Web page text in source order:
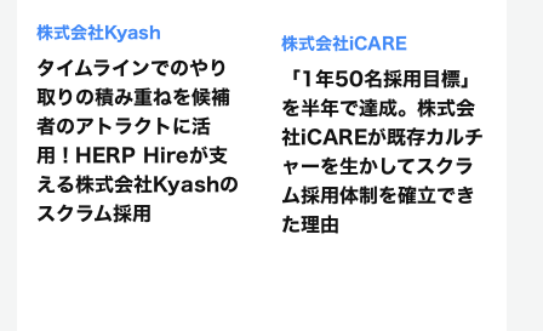
株式会社Kyash
タイムラインでのやり
取りの積み重ねを候補
者のアトラクトに活
用！HERP Hireが支
える株式会社Kyashの
スクラム採用
株式会社iCARE
「1年50名採用目標」
を半年で達成。株式会
社iCAREが既存カルチ
ャーを生かしてスクラ
ム採用体制を確立でき
た理由